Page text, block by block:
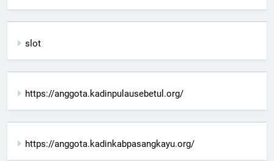
slot
https://anggota.kadinpulausebetul.org/
https://anggota.kadinkabpasangkayu.org/